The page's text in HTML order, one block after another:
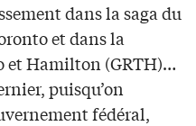
dans la saga du
et dans la
et Hamilton (GRTH)…
puisqu’on
fédéral,